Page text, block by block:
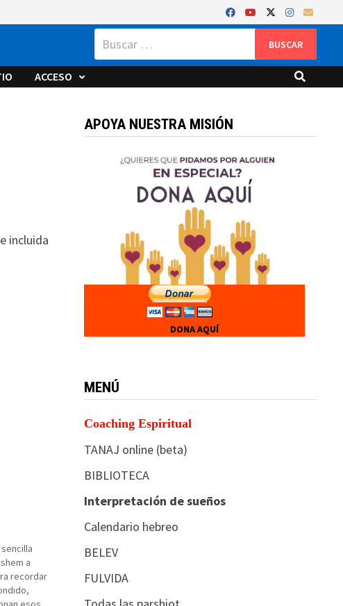
Buscar:
ACCESO
incluida
a
recordar
APOYA NUESTRA MISIÓN
DONA AQUÍ
MENÚ
Coaching Espiritual
TANAJ online (beta)
BIBLIOTECA
Interpretación de sueños
Calendario hebreo
BELEV
FULVIDA